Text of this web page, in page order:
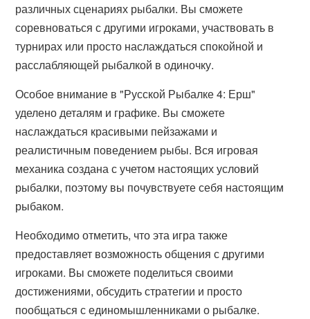
различных сценариях рыбалки. Вы сможете
соревноваться с другими игроками, участвовать в
турнирах или просто наслаждаться спокойной и
расслабляющей рыбалкой в одиночку.
Особое внимание в "Русской Рыбалке 4: Ерш"
уделено деталям и графике. Вы сможете
наслаждаться красивыми пейзажами и
реалистичным поведением рыбы. Вся игровая
механика создана с учетом настоящих условий
рыбалки, поэтому вы почувствуете себя настоящим
рыбаком.
Необходимо отметить, что эта игра также
предоставляет возможность общения с другими
игроками. Вы сможете поделиться своими
достижениями, обсудить стратегии и просто
пообщаться с единомышленниками о рыбалке.